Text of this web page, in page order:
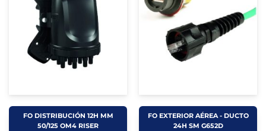
FO DISTRIBUCIÓN 12H MM
50/125 OM4 RISER
FO EXTERIOR AÉREA - DUCTO
24H SM G652D